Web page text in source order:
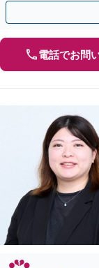
電話でお問